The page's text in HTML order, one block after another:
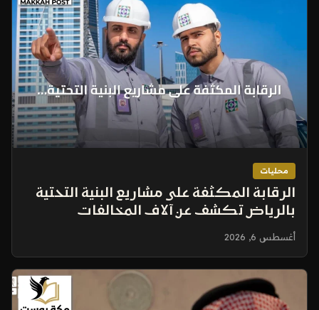
محليات
الرقابة المكثفة على مشاريع البنية التحتية
بالرياض تكشف عن آلاف المخالفات
والبلاغات
أغسطس 6, 2026